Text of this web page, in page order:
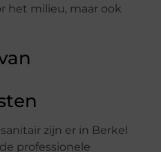
het milieu, maar ook
zijn er in Berkel
professionele